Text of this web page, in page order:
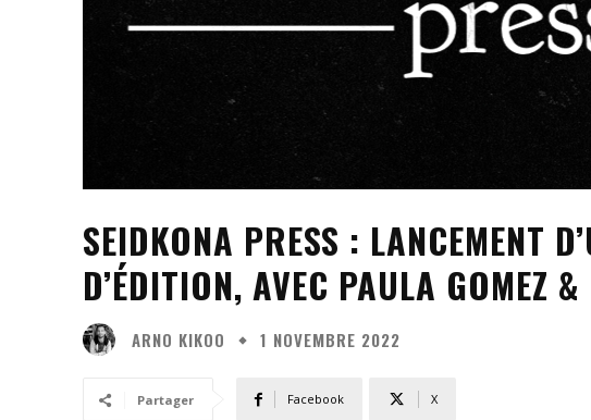
SEIDKONA PRESS : LANCEMENT
D’ÉDITION, AVEC PAULA GOMEZ
ARNO KIKOO 1 NOVEMBRE 2022
Partager Facebook X